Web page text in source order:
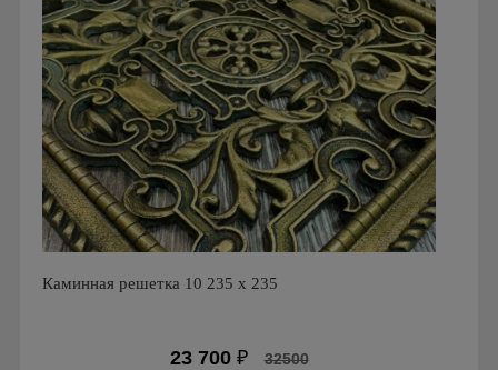
Каминная решетка 10 235 х 235
23 700₽ 32500